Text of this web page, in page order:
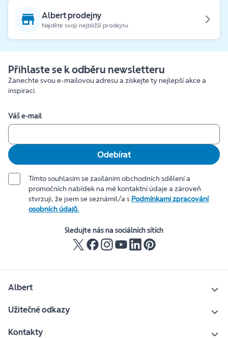
Albert prodejny
Najděte svoji nejbližší prodejnu.
Přihlaste se k odběru newsletteru
Zanechte svou e-mailovou adresu a získejte ty nejlepší akce a
inspiraci.
Váš e-mail
Odebírat
Tímto souhlasím se zasíláním obchodních sdělení a
promočních nabídek na mé kontaktní údaje a zároveň
stvrzuji, že jsem se seznámil/a s Podmínkami zpracování
osobních údajů.
Sledujte nás na sociálních sítích
Albert
Užitečné odkazy
Kontakty